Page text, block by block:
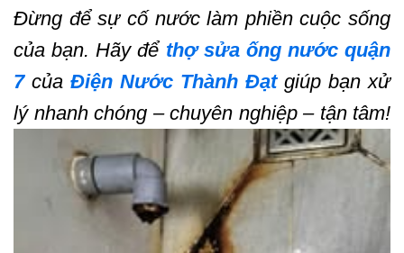
Đừng để sự cố nước làm phiền cuộc sống
của bạn. Hãy để thợ sửa ống nước quận
7của Điện Nước Thành Đạtgiúp bạn xử
lý nhanh chóng – chuyên nghiệp – tận tâm!